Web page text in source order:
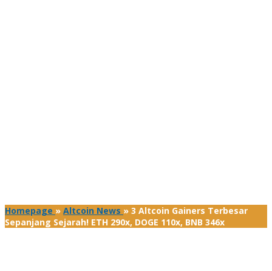
Homepage » Altcoin News » 3 Altcoin Gainers Terbesar
Sepanjang Sejarah! ETH 290x, DOGE 110x, BNB 346x